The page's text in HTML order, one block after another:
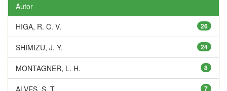
Autor
26
HIGA, R. C. V.
24
SHIMIZU, J. Y.
8
MONTAGNER, L. H.
7
ALVES, S. T.